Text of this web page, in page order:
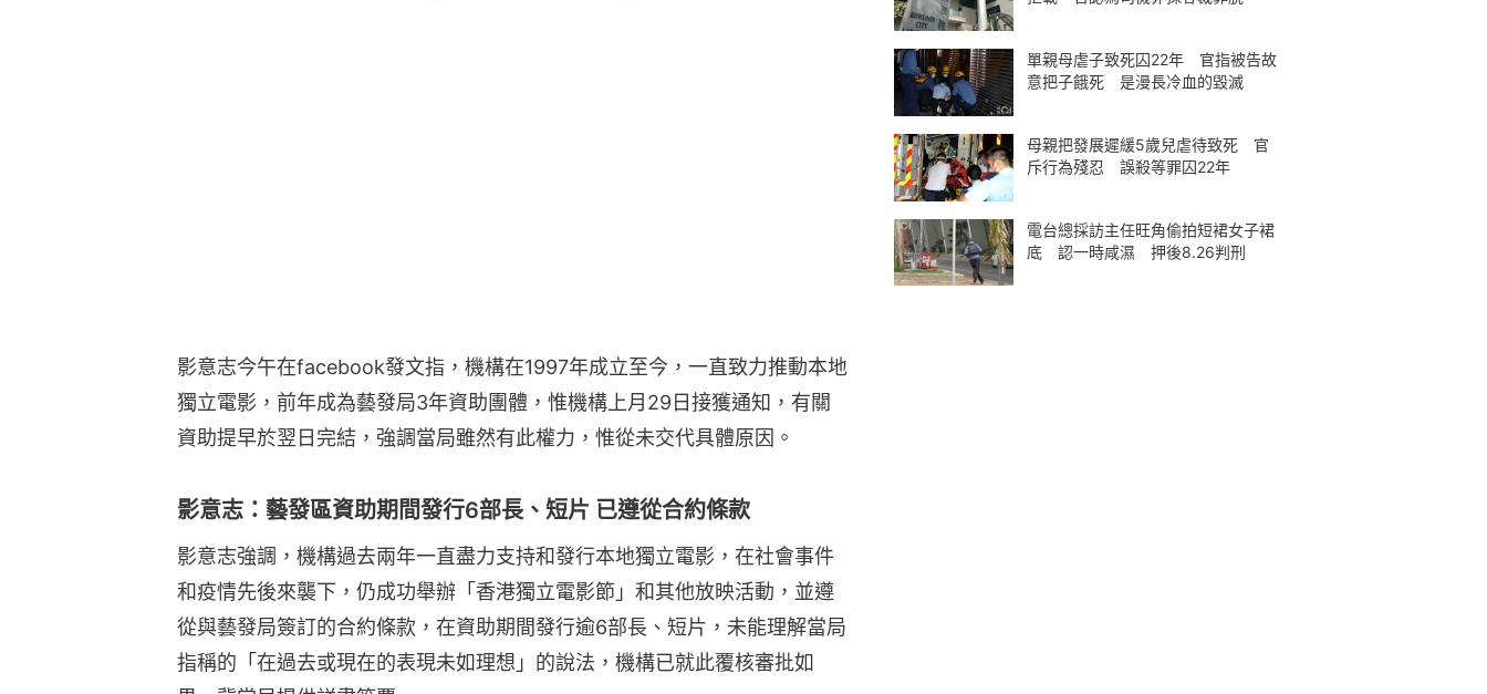
影意志今午在facebook發文指，機構在1997年成立至今，一直致力推動本地
獨立電影，前年成為藝發局3年資助團體，惟機構上月29日接獲通知，有關
資助提早於翌日完結，強調當局雖然有此權力，惟從未交代具體原因。
影意志：藝發區資助期間發行6部長、短片 已遵從合約條款
影意志強調，機構過去兩年一直盡力支持和發行本地獨立電影，在社會事件
和疫情先後來襲下，仍成功舉辦「香港獨立電影節」和其他放映活動，並遵
從與藝發局簽訂的合約條款，在資助期間發行逾6部長、短片，未能理解當局
指稱的「在過去或現在的表現未如理想」的說法，機構已就此覆核審批如
單親母虐子致死囚22年 官指被告故
意把子餓死 是漫長冷血的毀滅
母親把發展遲緩5歲兒虐待致死 官
斥行為殘忍 誤殺等罪囚22年
電台總採訪主任旺角偷拍短裙女子裙
底 認一時咸濕 押後8.26判刑